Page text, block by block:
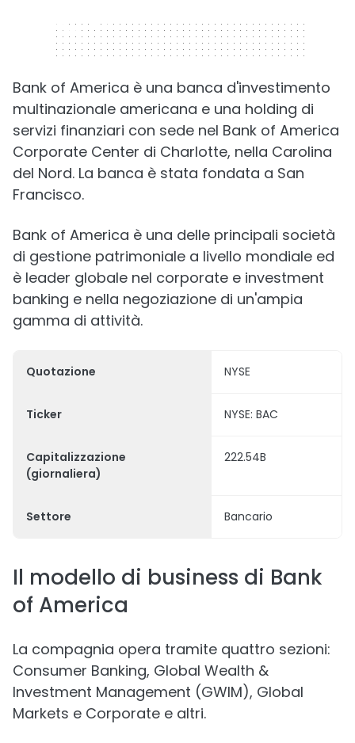
320 x 50
Bank of America è una banca d'investimento
multinazionale americana e una holding di
servizi finanziari con sede nel Bank of America
Corporate Center di Charlotte, nella Carolina
del Nord. La banca è stata fondata a San
Francisco.
Bank of America è una delle principali società
di gestione patrimoniale a livello mondiale ed
è leader globale nel corporate e investment
banking e nella negoziazione di un'ampia
gamma di attività.
Quotazione NYSE
Ticker NYSE: BAC
Capitalizzazione
(giornaliera)
222.54B
Settore Bancario
Il modello di business di Bank
of America
La compagnia opera tramite quattro sezioni:
Consumer Banking, Global Wealth &
Investment Management (GWIM), Global
Markets e Corporate e altri.